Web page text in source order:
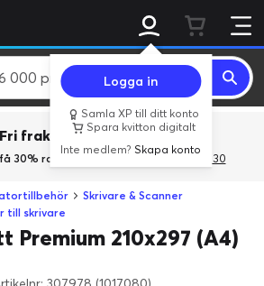
Logga in
Samla XP till ditt konto
Spara kvitton digitalt
Inte medlem?Skapa konto
Fri frakt över 800 kr.
få 30% rabatt med rabattkoden 3Gives30
Skrivare & Scanner
till skrivare
Premium 210x297 (A4)